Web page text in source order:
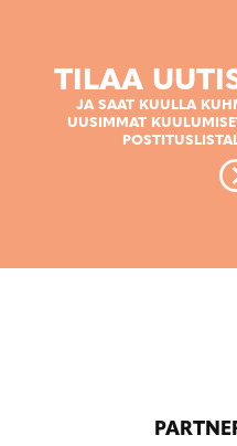
TILAA
JA SAAT KUULLA
UUSIMMAT